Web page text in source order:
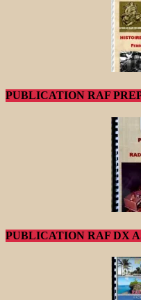
PUBLICATION RAF
PUBLICATION RAF DX